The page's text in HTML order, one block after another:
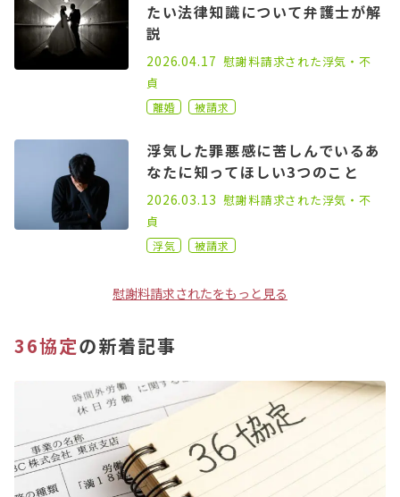
たい法律知識について弁護士が解
説
2021.01.25
2026.04.17 慰謝料請求された浮気・不
貞
離婚 被請求
浮気した罪悪感に苦しんでいるあ
なたに知ってほしい3つのこと
2023.03.01
2026.03.13 慰謝料請求された浮気・不
貞
浮気 被請求
慰謝料請求されたをもっと見る
36協定の新着記事